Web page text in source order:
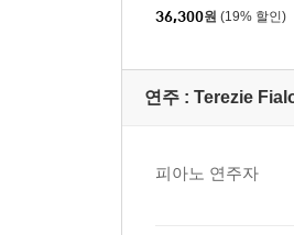
타 1-5번 (Beethoven: T
he Sonatas for Piano a
36,300원 (19% 할인)
연주 : Terezie
피아노 연주자